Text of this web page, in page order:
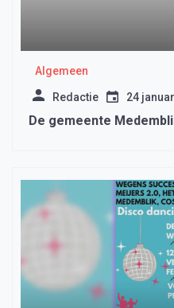
Algemeen
Redactie 24
De gemeente